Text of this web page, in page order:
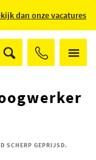
dan onze vacatures
SCHERP GEPRIJSD.